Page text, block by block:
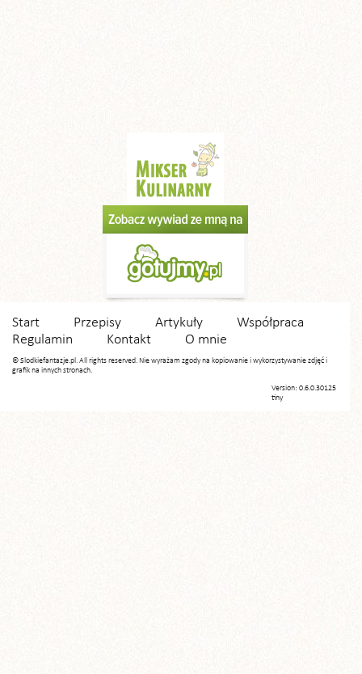
Start Przepisy Artykuły
Współpraca
Regulamin
Kontakt O mnie
© Slodkiefantazje.pl. All rights reserved. Nie wyrażam zgody na kopiowanie i wykorzystywanie zdjęć i
grafik na innych stronach.
Version: 0.6.0.30125
tiny